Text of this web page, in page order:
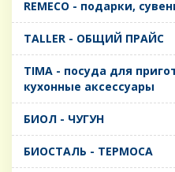
REMECO - подарки,
TALLER - ОБЩИЙ ПРАЙС
TIMA - посуда для
кухонные аксессуары
БИОЛ - ЧУГУН
БИОСТАЛЬ - ТЕРМОСА